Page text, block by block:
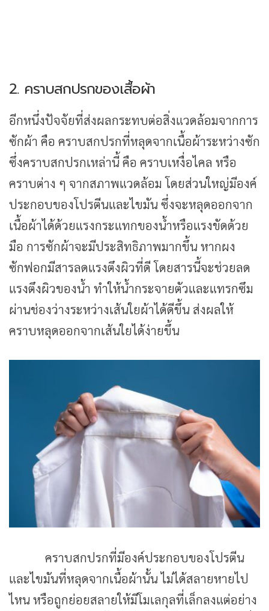
2. คราบสกปรกของเสื้อผ้า
อีกหนึ่งปัจจัยที่ส่งผลกระทบต่อสิ่งแวดล้อมจากการ
ซักผ้า คือ คราบสกปรกที่หลุดจากเนื้อผ้าระหว่างซัก
ซึ่งคราบสกปรกเหล่านี้ คือ คราบเหงื่อไคล หรือ
คราบต่าง ๆ จากสภาพแวดล้อม โดยส่วนใหญ่มีองค์
ประกอบของโปรตีนและไขมัน ซึ่งจะหลุดออกจาก
เนื้อผ้าได้ด้วยแรงกระแทกของน้ำหรือแรงขัดด้วย
มือ การซักผ้าจะมีประสิทธิภาพมากขึ้น หากผง
ซักฟอกมีสารลดแรงตึงผิวที่ดี โดยสารนี้จะช่วยลด
แรงตึงผิวของน้ำ ทำให้น้ำกระจายตัวและแทรกซึม
ผ่านช่องว่างระหว่างเส้นใยผ้าได้ดีขึ้น ส่งผลให้
คราบหลุดออกจากเส้นใยได้ง่ายขึ้น
คราบสกปรกที่มีองค์ประกอบของโปรตีน
และไขมันที่หลุดจากเนื้อผ้านั้น ไม่ได้สลายหายไป
ไหน หรือถูกย่อยสลายให้มีโมเลกุลที่เล็กลงแต่อย่าง